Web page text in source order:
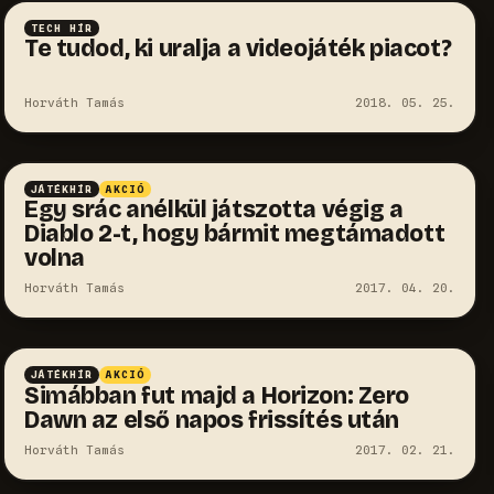
TECH HÍR
Te tudod, ki uralja a videojáték piacot?
Horváth Tamás 2018. 05. 25.
JÁTÉKHÍR AKCIÓ
Egy srác anélkül játszotta végig a
Diablo 2-t, hogy bármit megtámadott
volna
Horváth Tamás 2017. 04. 20.
JÁTÉKHÍR AKCIÓ
Simábban fut majd a Horizon: Zero
Dawn az első napos frissítés után
Horváth Tamás 2017. 02. 21.